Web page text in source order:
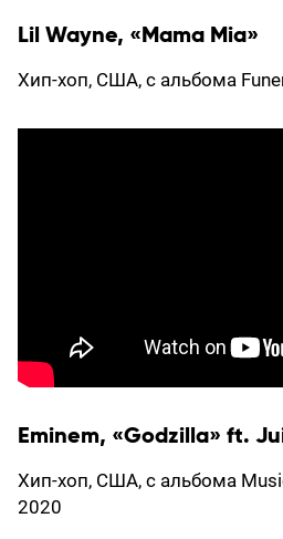
Lil Wayne, «Mama Mia»
Хип-хоп, США, с альбома
Eminem, «Godzilla» ft.
Хип-хоп, США, с альбома
2020